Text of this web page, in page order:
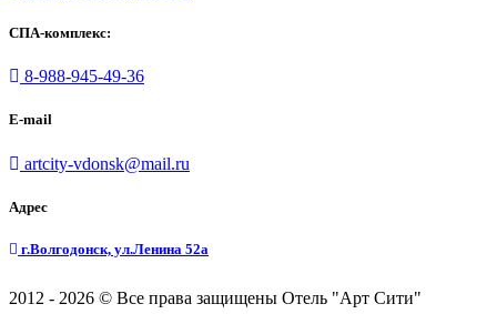
СПА-комплекс:
8-988-945-49-36
E-mail
artcity-vdonsk@mail.ru
Адрес
г.Волгодонск, ул.Ленина 52а
2012 - 2026 © Все права защищены Отель "Арт Сити"